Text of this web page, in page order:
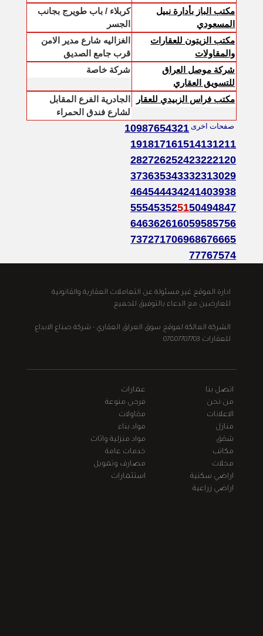
مكتب الباز بأدارة نبيل
المسعودي
كربلاء / باب طويرج بجانب
الجسر
مكتب الزيتون للعقارات
والمقاولات
الغزاليه شارع مدير الامن
قرب جامع الصديق
شركة موصل العراق
للتسويق العقاري
شركة خاصة
مكتب فراس الزبيدي للعقار
الجادرية الفرع المقابل
لشارع فندق الحمراء
صفحات اخرى 1
2
3
4
5
6
7
8
9
10
11
12
13
14
15
16
17
18
19
20
21
22
23
24
25
26
27
28
29
30
31
32
33
34
35
36
37
38
39
40
41
42
43
44
45
46
47
48
49
50
51
52
53
54
55
56
57
58
59
60
61
62
63
64
65
66
67
68
69
70
71
72
73
74
75
76
77
ادارة الموقع غير مسئولة عن التعاملات العقارية والقانونية
للعارضين مع الدعاء بالتوفيق للجميع
الشركة المالكة لموقع سوق العراق العقاري - شركة صناع الابداع
للعقارات 07807707703
اتصل بنا
من نحن
الاعلانات
منازل
شقق
مكاتب
محلات
اراضي سكنية
اراضي زراعية
عمارات
فرص منوعة
مقاولات
مواد بناء
مواد منزلية واثاث
خدمات عامة
مصارف وتمويل
استثمارات